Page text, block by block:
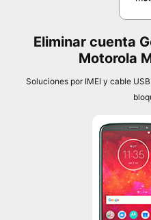
Eliminar cuenta
Motorola
Soluciones por IMEI y cable